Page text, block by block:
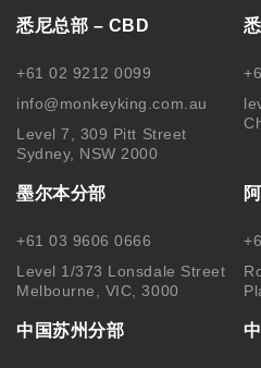
悉尼总部 – CBD
+61 02 9212 0099
info@monkeyking.com.au
Level 7, 309 Pitt Street
Sydney, NSW 2000
墨尔本分部
+61 03 9606 0666
Level 1/373 Lonsdale Street
Melbourne, VIC, 3000
中国苏州分部